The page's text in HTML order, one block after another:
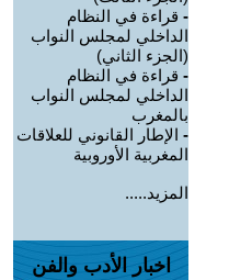
- قراءة في النظام
الداخلي لمجلس النواب
(الجزء الثاني)
- قراءة في النظام
الداخلي لمجلس النواب
بالمغرب
- الإطار القانوني للعلاقات
المغربية الأوروبية
المزيد.....
اخبار الأدب والفن